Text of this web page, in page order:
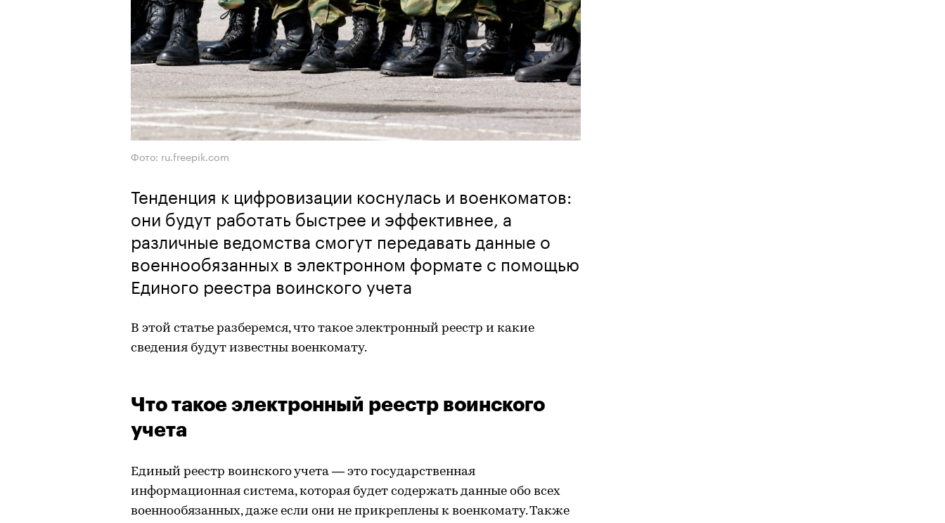
Фото: ru.freepik.com
Тенденция к цифровизации коснулась и военкоматов:
они будут работать быстрее и эффективнее, а
различные ведомства смогут передавать данные о
военнообязанных в электронном формате с помощью
Единого реестра воинского учета
В этой статье разберемся, что такое электронный реестр и какие
сведения будут известны военкомату.
Что такое электронный реестр воинского
учета
Единый реестр воинского учета — это государственная
информационная система, которая будет содержать данные обо всех
военнообязанных, даже если они не прикреплены к военкомату. Также